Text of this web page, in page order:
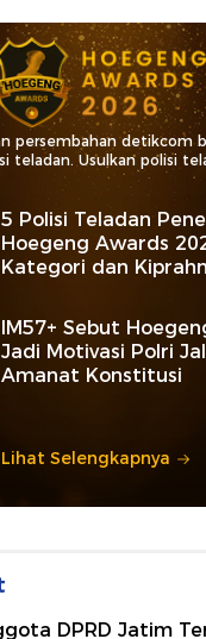
persembahan detikcom
teladan. Usulkan polisi
5 Polisi Teladan
Hoegeng Awards
Kategori dan
IM57+ Sebut
Jadi Motivasi Polri
Amanat Konstitusi
Lihat Selengkapnya
DPRD Jatim